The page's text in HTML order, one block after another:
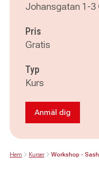
Johansgatan 1-3
Pris
Gratis
Typ
Kurs
Anmäl dig
Anmäl dig
Hem Kurser Workshop -